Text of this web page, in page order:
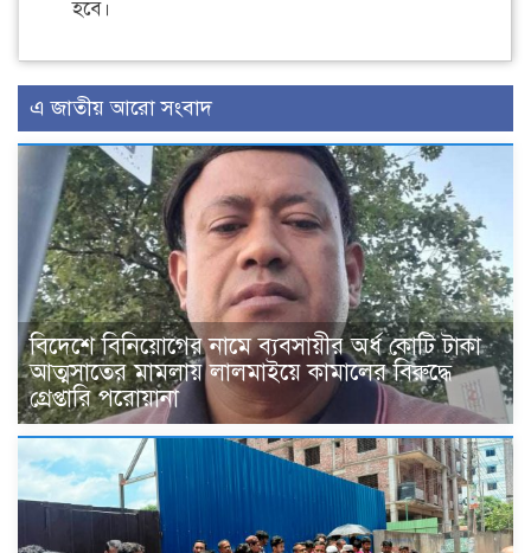
হবে।
এ জাতীয় আরো সংবাদ
বিদেশে বিনিয়োগের নামে ব্যবসায়ীর অর্ধ কোটি টাকা
আত্মসাতের মামলায় লালমাইয়ে কামালের বিরুদ্ধে
গ্রেপ্তারি পরোয়ানা